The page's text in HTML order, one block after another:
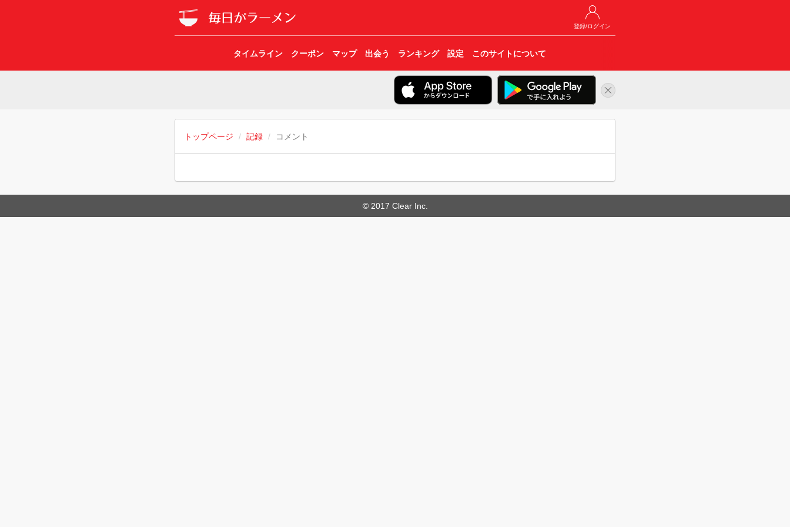
登録/ログイン
タイムライン クーポン マップ 出会う ランキング 設定 このサイトについて
トップページ 記録 コメント
© 2017 Clear Inc.